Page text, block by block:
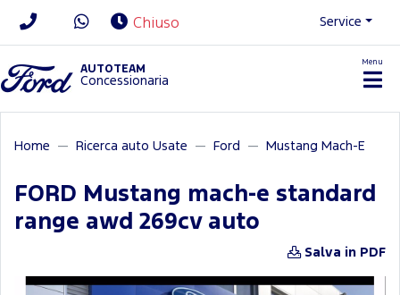
Chiuso Service
AUTOTEAM
Concessionaria
Menu
Home Ricerca auto Usate Ford Mustang Mach-E
FORD Mustang mach-e standard
range awd 269cv auto
Salva in PDF